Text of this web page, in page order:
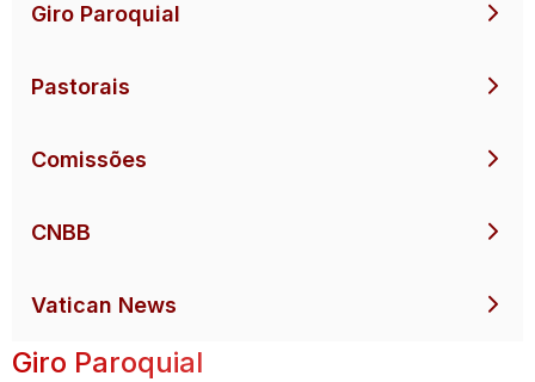
Giro Paroquial
Pastorais
Comissões
CNBB
Vatican News
Giro Paroquial